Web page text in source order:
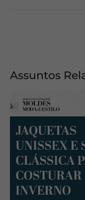
Assuntos